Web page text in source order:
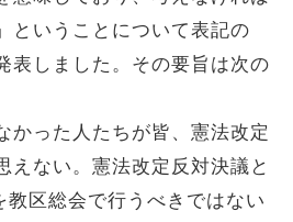
ということについて表記の
表しました。その要旨は次の
かった人たちが皆、憲法改定
えない。憲法改定反対決議と
教区総会で行うべきではない